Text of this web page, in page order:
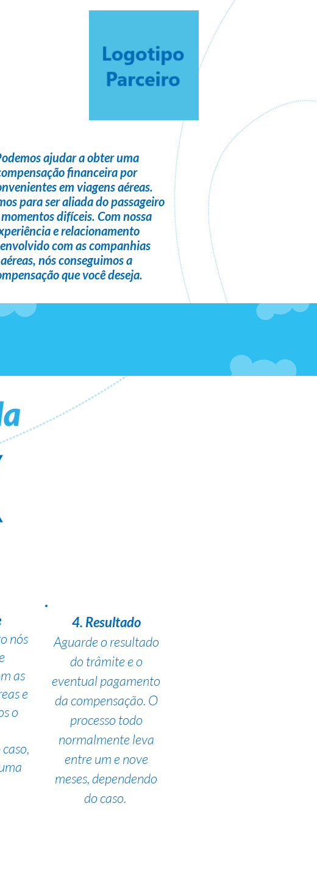
ajudar a obter uma
financeirapor
em viagens aéreas.
para seraliada do passageiro
difíceis. Com nossa
e relacionamento
com as companhias
aéreas, nós conseguimos a
que você deseja.
nós
as
e
o
4. Resultado
Aguarde o resultado
do trâmite e o
eventual pagamento
da compensação. O
processo todo
normalmente leva
entre um e nove
meses, dependendo
do caso.